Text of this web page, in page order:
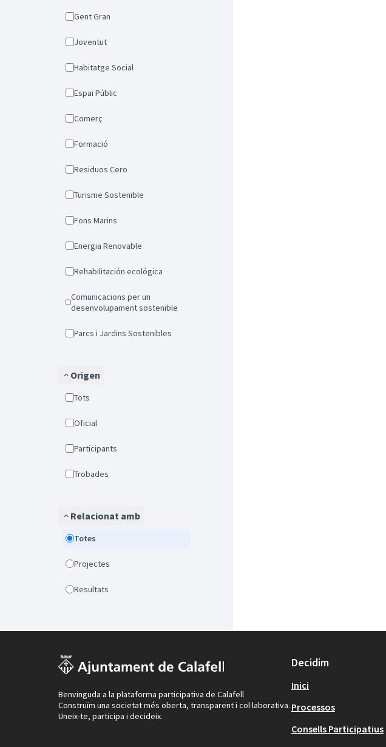
Gent Gran
Joventut
Habitatge Social
Espai Públic
Comerç
Formació
Residuos Cero
Turisme Sostenible
Fons Marins
Energia Renovable
Rehabilitación ecológica
Comunicacions per un
desenvolupament sostenible
Parcs i Jardins Sostenibles
Origen
Tots
Oficial
Participants
Trobades
Relacionat amb
Totes
Projectes
Resultats
Benvinguda a la plataforma participativa de Calafell
Construïm una societat més oberta, transparent i col·laborativa.
Uneix-te, participa i decideix.
Decidim
Inici
Processos
Consells Participatius